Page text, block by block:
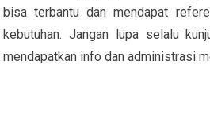
bisa terbantu dan mendapat
kebutuhan. Jangan lupa selalu
mendapatkan info dan administrasi